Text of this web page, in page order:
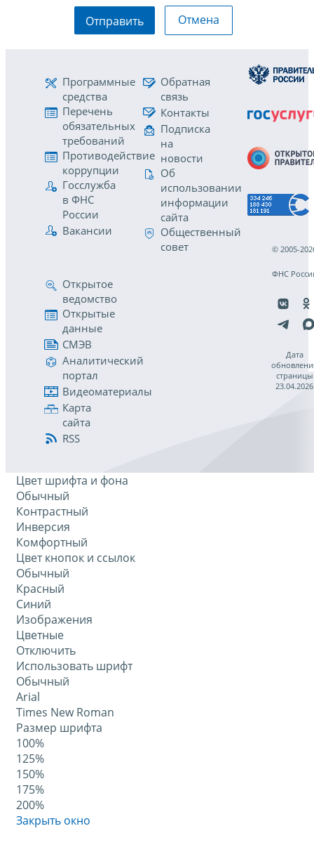
Отправить Отмена
Программные
средства
Перечень
обязательных
требований
Противодействие
коррупции
Госслужба
в ФНС
России
Вакансии
Обратная
связь
Контакты
Подписка
на
новости
Об
использовании
информации
сайта
Общественный
совет
Открытое
ведомство
Открытые
данные
СМЭВ
Аналитический
портал
Видеоматериалы
Карта
сайта
RSS
© 2005-
ФНС
Дата
страницы
23.04.2026
Цвет шрифта и фона
Обычный
Контрастный
Инверсия
Комфортный
Цвет кнопок и ссылок
Обычный
Красный
Синий
Изображения
Цветные
Отключить
Использовать шрифт
Обычный
Arial
Times New Roman
Размер шрифта
100%
125%
150%
175%
200%
Закрыть окно